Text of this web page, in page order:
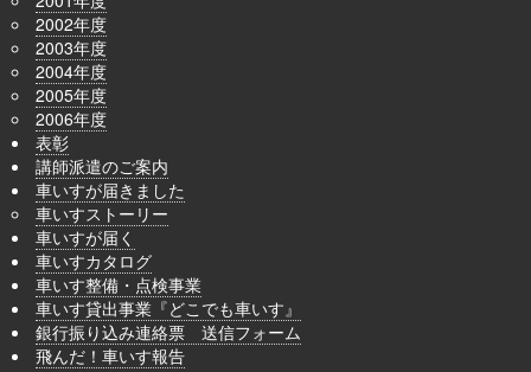
2002年度
2003年度
2004年度
2005年度
2006年度
表彰
講師派遣のご案内
車いすが届きました
車いすストーリー
車いすが届く
車いすカタログ
車いす整備・点検事業
車いす貸出事業『どこでも車いす』
銀行振り込み連絡票 送信フォーム
飛んだ！車いす報告